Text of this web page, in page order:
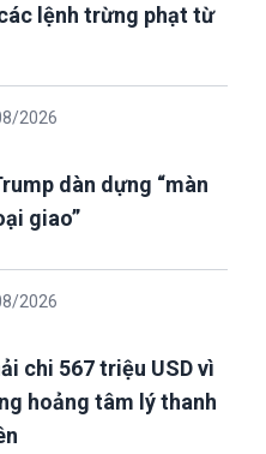
lệnh trừng phạt từ
2026
dàn dựng “màn
giao”
2026
chi 567 triệu USD vì
hoảng tâm lý thanh